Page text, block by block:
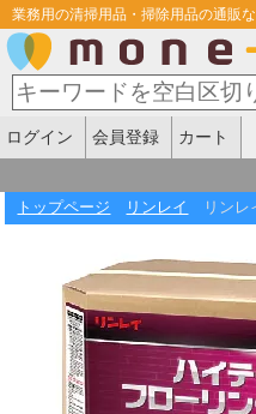
業務用の清掃用品・掃除用品の通販
ログイン 会員登録 カート
トップページ リンレイ リン